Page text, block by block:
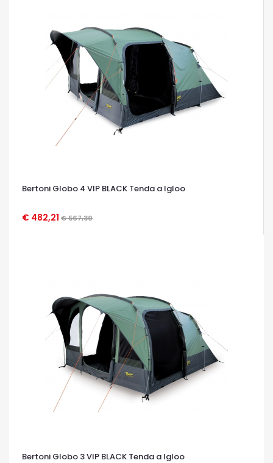
Bertoni Globo 4 VIP BLACK Tenda a Igloo
€ 482,21 € 567,30
OCCHIATA VELOCE
Bertoni Globo 3 VIP BLACK Tenda a Igloo